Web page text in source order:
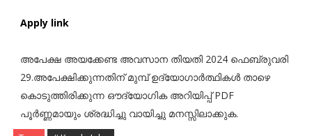
Apply link
അപേക്ഷ അയക്കേണ്ട അവസാന തിയതി 2024 ഫെബ്രുവരി
29.അപേക്ഷിക്കുന്നതിന് മുമ്പ് ഉദ്യോഗാർത്ഥികൾ താഴെ
കൊടുത്തിരിക്കുന്ന ഔദ്യോഗിക അറിയിപ്പ് PDF
പൂർണ്ണമായും ശ്രദ്ധിച്ചു വായിച്ചു മനസ്സിലാക്കുക.